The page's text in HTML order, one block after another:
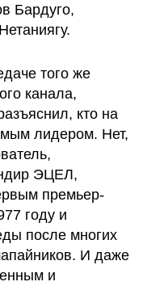
Бардуго,
того же
канала,
кто на
лидером. Нет,
ЭЦЕЛ,
премьер-
году и
после многих
И даже
и